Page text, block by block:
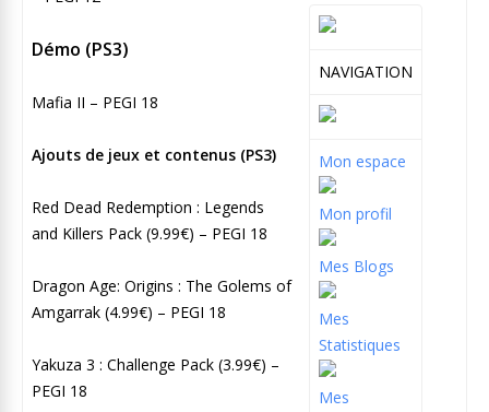
Démo (PS3)
Mafia II – PEGI 18
Ajouts de jeux et contenus (PS3)
Red Dead Redemption : Legends
and Killers Pack (9.99€) – PEGI 18
Dragon Age: Origins : The Golems of
Amgarrak (4.99€) – PEGI 18
Yakuza 3 : Challenge Pack (3.99€) –
PEGI 18
NAVIGATION
Mon espace
Mon profil
Mes Blogs
Mes
Statistiques
Mes